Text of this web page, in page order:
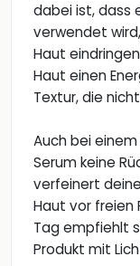
dabei ist, dass
verwendet
Haut
Haut einen
Textur, die
Auch bei
Serum keine
verfeinert
Haut vor freien
Tag empfiehlt
Produkt mit